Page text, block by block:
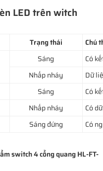
LED trên witch
Trạng thái
Chú
Sáng
Có
Nhấp nháy
Dữ
Sáng
Có
Nhấp nháy
Có
Sáng đứng Có
switch 4 cổng quang HL-FT-